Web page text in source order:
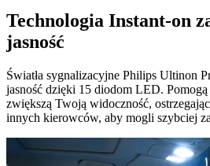
Technologia Instant-on
jasność
Światła sygnalizacyjne Philips Ultinon
jasność dzięki 15 diodom LED.
zwiększą Twoją widoczność,
innych kierowców, aby mogli szybciej